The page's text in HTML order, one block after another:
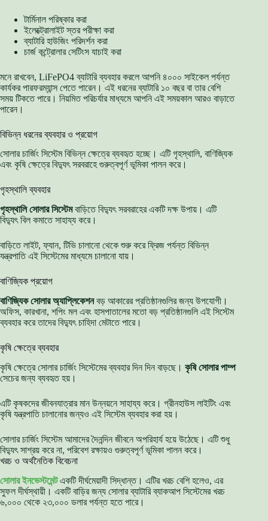
টার্মিনাল পরিষ্কার করা
ইলেক্ট্রোলাইট স্তর পরীক্ষা করা
ব্যাটারি হাউজিং পরিদর্শন করা
চার্জ কন্ট্রোলার সেটিংস যাচাই করা
মনে রাখবেন, LiFePO4 ব্যাটারি ব্যবহার করলে আপনি ৪০০০ সাইকেল পর্যন্ত
কার্যকর পারফরম্যান্স পেতে পারেন। এই ধরনের ব্যাটারি ১০ বছর বা তার বেশি
সময় টিকতে পারে। নিয়মিত পরিচর্যার মাধ্যমে আপনি এই সময়কাল আরও বাড়াতে
পারেন।
বিভিন্ন ধরনের ব্যবহার ও প্রয়োগ
সোলার চার্জিং সিস্টেম বিভিন্ন ক্ষেত্রে ব্যবহৃত হচ্ছে। এটি গৃহস্থালি, বাণিজ্যিক
এবং কৃষি ক্ষেত্রে বিদ্যুৎ সরবরাহে গুরুত্বপূর্ণ ভূমিকা পালন করে।
গৃহস্থালি ব্যবহার
গৃহস্থালি সোলার সিস্টেমবাড়িতে বিদ্যুৎ সরবরাহের একটি দক্ষ উপায়। এটি
বিদ্যুৎ বিল কমাতে সাহায্য করে।
বাড়িতে লাইট, ফ্যান, টিভি চালানো থেকে শুরু করে ফ্রিজ পর্যন্ত বিভিন্ন
যন্ত্রপাতি এই সিস্টেমের মাধ্যমে চালানো যায়।
বাণিজ্যিক প্রয়োগ
বাণিজ্যিক সোলার অ্যাপ্লিকেশনবড় আকারের প্রতিষ্ঠানগুলির জন্য উপযোগী।
অফিস, কারখানা, শপিং মল এবং হাসপাতালের মতো বড় প্রতিষ্ঠানগুলি এই সিস্টেম
ব্যবহার করে তাদের বিদ্যুৎ চাহিদা মেটাতে পারে।
কৃষি ক্ষেত্রে ব্যবহার
কৃষি ক্ষেত্রে সোলার চার্জিং সিস্টেমের ব্যবহার দিন দিন বাড়ছে। কৃষি সোলার পাম্প
সেচের জন্য ব্যবহৃত হয়।
এটি কৃষকদের জীবনযাত্রার মান উন্নয়নে সাহায্য করে। গ্রীনহাউস লাইটিং এবং
কৃষি যন্ত্রপাতি চালানোর জন্যও এই সিস্টেম ব্যবহার করা হয়।
সোলার চার্জিং সিস্টেম আমাদের দৈনন্দিন জীবনে অপরিহার্য হয়ে উঠেছে। এটি শুধু
বিদ্যুৎ সাশ্রয় করে না, পরিবেশ রক্ষায়ও গুরুত্বপূর্ণ ভূমিকা পালন করে।
খরচ ও অর্থনৈতিক বিবেচনা
সোলার ইনভেস্টমেন্টএকটি দীর্ঘমেয়াদী সিদ্ধান্ত। এটির খরচ বেশি হলেও, এর
সুফল দীর্ঘস্থায়ী। একটি বাড়ির জন্য সোলার ব্যাটারি ব্যাকআপ সিস্টেমের খরচ
৬,০০০ থেকে ২৩,০০০ ডলার পর্যন্ত হতে পারে।